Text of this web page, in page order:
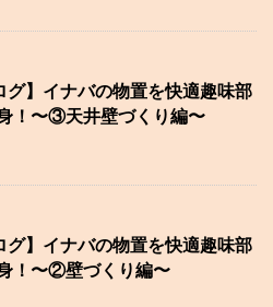
グ】イナバの物置を快適趣味部
！〜③天井壁づくり編〜
グ】イナバの物置を快適趣味部
！〜②壁づくり編〜